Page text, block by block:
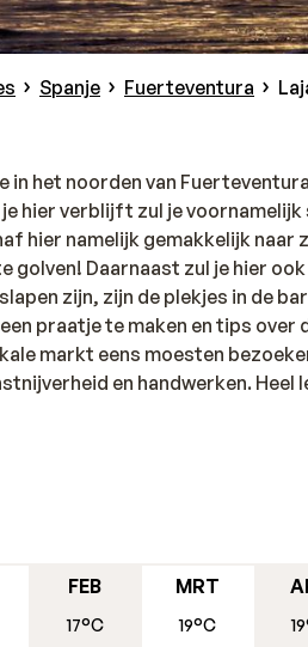
Spanje Fuerteventura
in het noorden van
hier verblijft zul je
hier namelijk gemakkelijk
golven! Daarnaast zul je hier
zijn, zijn de plekjes in de
praatje te maken en tips
markt eens moesten
en handwerken. Heel
minuten rijden van de stad
het water vindt. Winkeltjes en
van Corralejo zijn we de
FEB
17°C
MRT
19°C